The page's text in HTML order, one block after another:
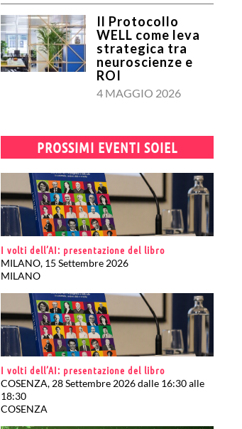
Il Protocollo
WELL come leva
strategica tra
neuroscienze e
ROI
4 MAGGIO 2026
PROSSIMI EVENTI SOIEL
I volti dell’AI: presentazione del libro
MILANO, 15 Settembre 2026
MILANO
I volti dell’AI: presentazione del libro
COSENZA, 28 Settembre 2026 dalle 16:30 alle
18:30
COSENZA